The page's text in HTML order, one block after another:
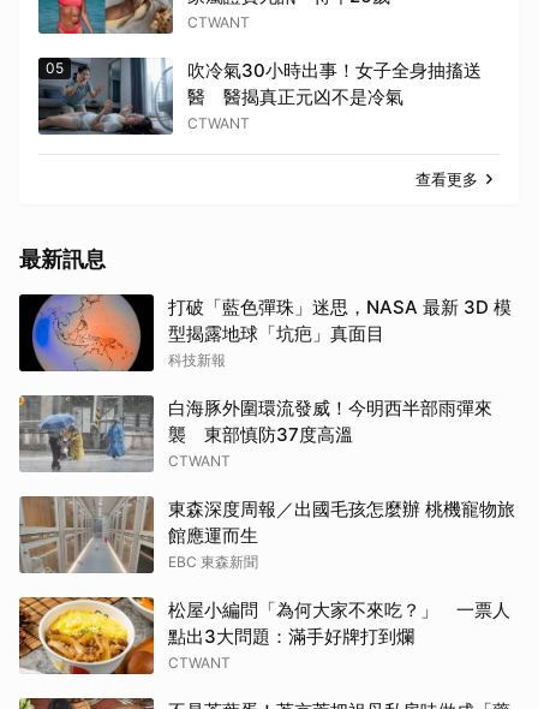
CTWANT
05
吹冷氣30小時出事！女子全身抽搐送
醫 醫揭真正元凶不是冷氣
CTWANT
查看更多
最新訊息
打破「藍色彈珠」迷思，NASA 最新 3D 模
型揭露地球「坑疤」真面目
科技新報
白海豚外圍環流發威！今明西半部雨彈來
襲 東部慎防37度高溫
CTWANT
東森深度周報／出國毛孩怎麼辦 桃機寵物旅
館應運而生
EBC 東森新聞
松屋小編問「為何大家不來吃？」 一票人
點出3大問題：滿手好牌打到爛
CTWANT